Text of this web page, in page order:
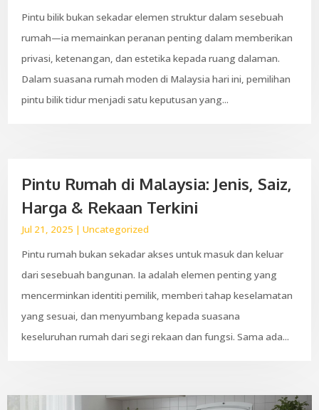
Pintu bilik bukan sekadar elemen struktur dalam sesebuah
rumah—ia memainkan peranan penting dalam memberikan
privasi, ketenangan, dan estetika kepada ruang dalaman.
Dalam suasana rumah moden di Malaysia hari ini, pemilihan
pintu bilik tidur menjadi satu keputusan yang...
Pintu Rumah di Malaysia: Jenis, Saiz,
Harga & Rekaan Terkini
Jul 21, 2025 |Uncategorized
Pintu rumah bukan sekadar akses untuk masuk dan keluar
dari sesebuah bangunan. Ia adalah elemen penting yang
mencerminkan identiti pemilik, memberi tahap keselamatan
yang sesuai, dan menyumbang kepada suasana
keseluruhan rumah dari segi rekaan dan fungsi. Sama ada...